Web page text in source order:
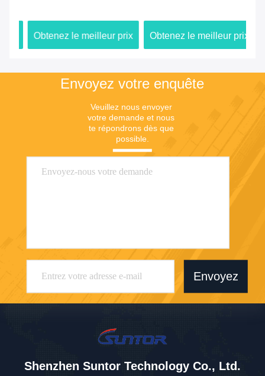
GPS/Wifi/4G
Obtenez le meilleur prix
numérique sans fil avec
batterie
Obtenez le meilleur prix
Envoyez votre enquête
Veuillez nous envoyer
votre demande et nous
te répondrons dès que
possible.
Envoyez
Shenzhen Suntor Technology Co., Ltd.